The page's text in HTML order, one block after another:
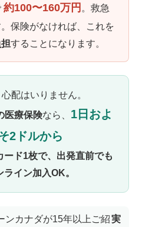
約100〜160万円。救急
保険がなければ、これを
することになります。
配はいりません。
医療保険なら、 1日およ
2ドルから
ード1枚で、出発直前でも
ライン加入OK。
ンカナダが15年以上ご紹実